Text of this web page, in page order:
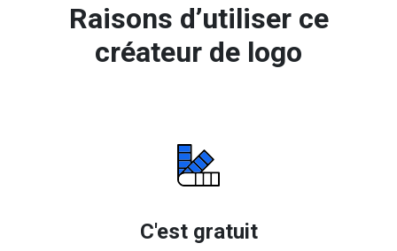
Raisons d’utiliser ce
créateur de logo
C'est gratuit